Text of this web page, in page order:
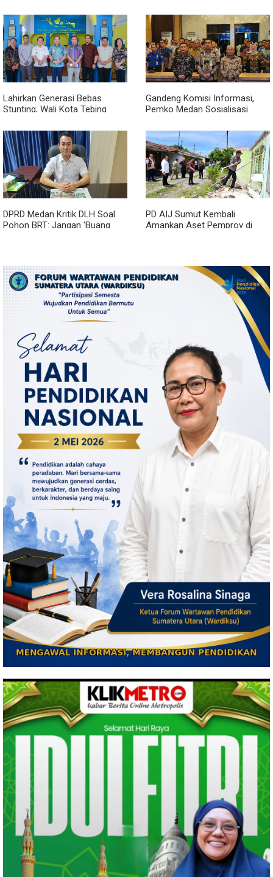
Kepulauan Nias
Lahirkan Generasi Bebas
Stunting, Wali Kota Tebing
SP3 Catin
Gandeng Komisi Informasi,
Pemko Medan Sosialisasi
DPRD Medan Kritik DLH Soal
Pohon BRT: Jangan 'Buang
PD AIJ Sumut Kembali
Amankan Aset Pemprov di